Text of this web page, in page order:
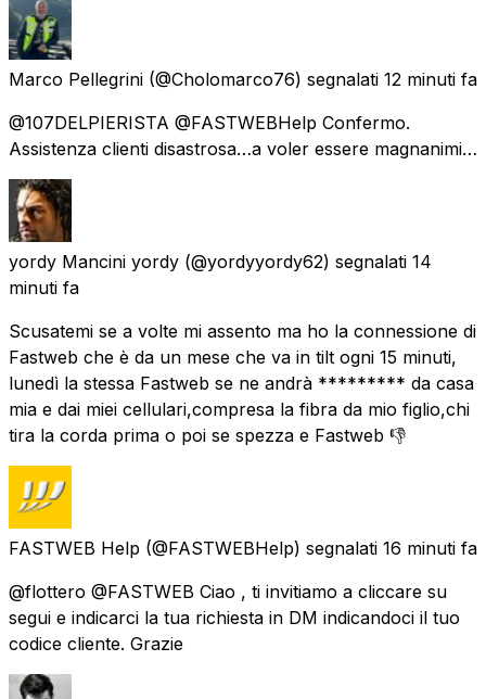
Marco Pellegrini (@Cholomarco76) segnalati 12 minuti fa
@107DELPIERISTA @FASTWEBHelp Confermo.
Assistenza clienti disastrosa…a voler essere magnanimi…
yordy Mancini yordy (@yordyyordy62) segnalati 14
minuti fa
Scusatemi se a volte mi assento ma ho la connessione di
Fastweb che è da un mese che va in tilt ogni 15 minuti,
lunedì la stessa Fastweb se ne andrà ********* da casa
mia e dai miei cellulari,compresa la fibra da mio figlio,chi
tira la corda prima o poi se spezza e Fastweb 👎
FASTWEB Help (@FASTWEBHelp) segnalati 16 minuti fa
@flottero @FASTWEB Ciao , ti invitiamo a cliccare su
segui e indicarci la tua richiesta in DM indicandoci il tuo
codice cliente. Grazie